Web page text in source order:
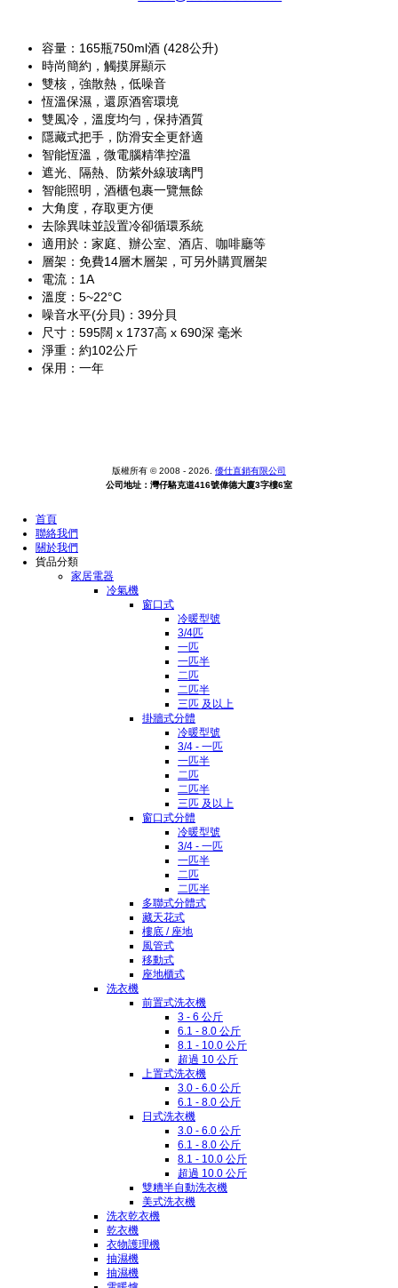
容量：165瓶750ml酒 (428公升)
時尚簡約，觸摸屏顯示
雙核，強散熱，低噪音
恆溫保濕，還原酒窖環境
雙風冷，溫度均勻，保持酒質
隱藏式把手，防滑安全更舒適
智能恆溫，微電腦精準控溫
遮光、隔熱、防紫外線玻璃門
智能照明，酒櫃包裹一覽無餘
大角度，存取更方便
去除異味並設置冷卻循環系統
適用於：家庭、辦公室、酒店、咖啡廳等
層架：免費14層木層架，可另外購買層架
電流：1A
溫度：5~22°C
噪音水平(分貝)：39分貝
尺寸：595闊 x 1737高 x 690深 毫米
淨重：約102公斤
保用：一年
版權所有 © 2008 - 2026. 優仕直銷有限公司
公司地址：灣仔駱克道416號偉德大廈3字樓6室
首頁
聯絡我們
關於我們
貨品分類
家居電器
冷氣機
窗口式
冷暖型號
3/4匹
一匹
一匹半
二匹
二匹半
三匹 及以上
掛牆式分體
冷暖型號
3/4 - 一匹
一匹半
二匹
二匹半
三匹 及以上
窗口式分體
冷暖型號
3/4 - 一匹
一匹半
二匹
二匹半
多聯式分體式
藏天花式
樓底 / 座地
風管式
移動式
座地櫃式
洗衣機
前置式洗衣機
3 - 6 公斤
6.1 - 8.0 公斤
8.1 - 10.0 公斤
超過 10 公斤
上置式洗衣機
3.0 - 6.0 公斤
6.1 - 8.0 公斤
日式洗衣機
3.0 - 6.0 公斤
6.1 - 8.0 公斤
8.1 - 10.0 公斤
超過 10.0 公斤
雙糟半自動洗衣機
美式洗衣機
洗衣乾衣機
乾衣機
衣物護理機
抽濕機
抽濕機